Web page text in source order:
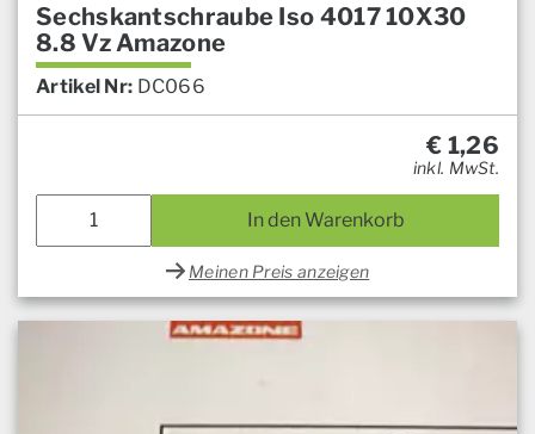
Sechskantschraube Iso 4017 10X30
8.8 Vz Amazone
Artikel Nr: DC066
€ 1,26
inkl. MwSt.
In den Warenkorb
Meinen Preis anzeigen